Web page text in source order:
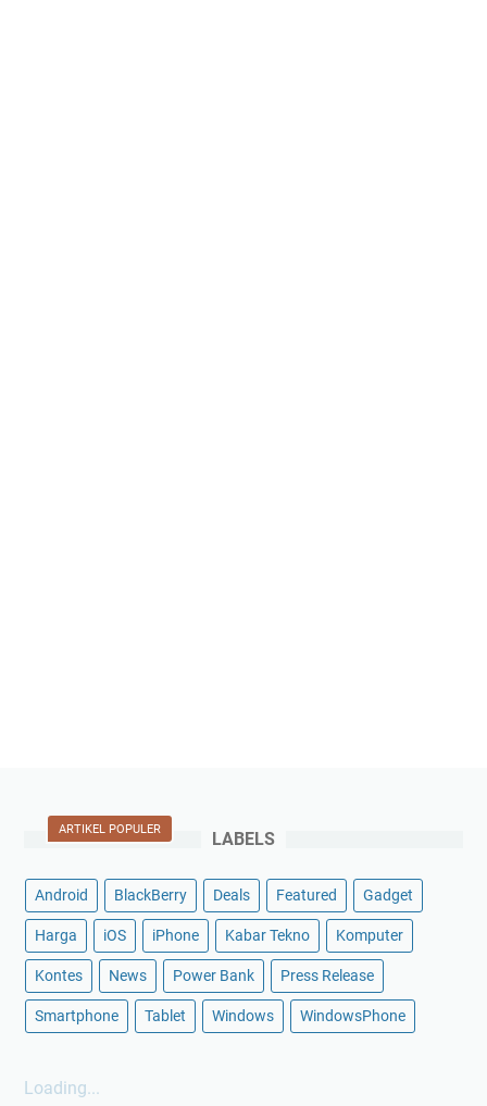
ARTIKEL POPULER LABELS
Android BlackBerry Deals Featured Gadget
Harga iOS iPhone Kabar Tekno Komputer
Kontes News Power Bank Press Release
Smartphone Tablet Windows WindowsPhone
Loading...